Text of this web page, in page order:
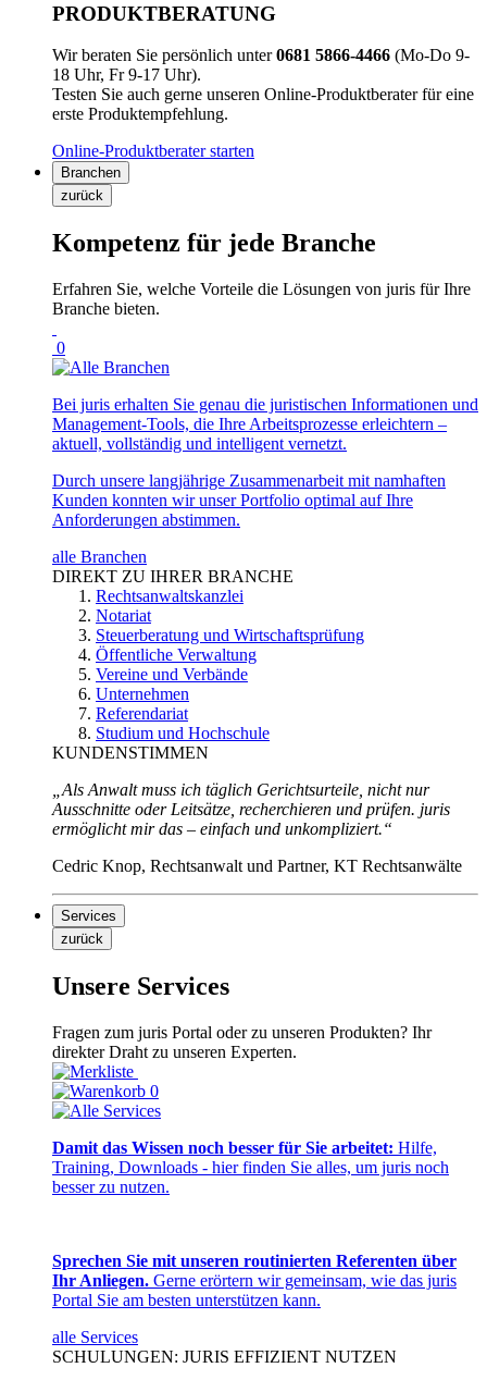
PRODUKTBERATUNG
Wir beraten Sie persönlich unter0681 5866-4466 (Mo-Do 9-
18 Uhr, Fr 9-17 Uhr).
Testen Sie auch gerne unseren Online-Produktberater für eine
erste Produktempfehlung.
Online-Produktberater starten
Branchen
zurück
Kompetenz für jede Branche
Erfahren Sie, welche Vorteile die Lösungen von juris für Ihre
Branche bieten.
0
Bei juris erhalten Sie genau die juristischen Informationen und
Management-Tools, die Ihre Arbeitsprozesse erleichtern –
aktuell, vollständig und intelligent vernetzt.
Durch unsere langjährige Zusammenarbeit mit namhaften
Kunden konnten wir unser Portfolio optimal auf Ihre
Anforderungen abstimmen.
alle Branchen
DIREKT ZU IHRER BRANCHE
Rechtsanwaltskanzlei
Notariat
Steuerberatung und Wirtschaftsprüfung
Öffentliche Verwaltung
Vereine und Verbände
Unternehmen
Referendariat
Studium und Hochschule
KUNDENSTIMMEN
„Als Anwalt muss ich täglich Gerichtsurteile, nicht nur
Ausschnitte oder Leitsätze, recherchieren und prüfen. juris
ermöglicht mir das – einfach und unkompliziert.“
Cedric Knop, Rechtsanwalt und Partner, KT Rechtsanwälte
Services
zurück
Unsere Services
Fragen zum juris Portal oder zu unseren Produkten? Ihr
direkter Draht zu unseren Experten.
0
Damit das Wissen noch besser für Sie arbeitet: Hilfe,
Training, Downloads - hier finden Sie alles, um juris noch
besser zu nutzen.
Sprechen Sie mit unseren routinierten Referenten über
Ihr Anliegen. Gerne erörtern wir gemeinsam, wie das juris
Portal Sie am besten unterstützen kann.
alle Services
SCHULUNGEN: JURIS EFFIZIENT NUTZEN